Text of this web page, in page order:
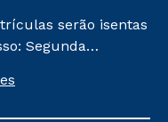
serão isentas
Segunda
será de R$